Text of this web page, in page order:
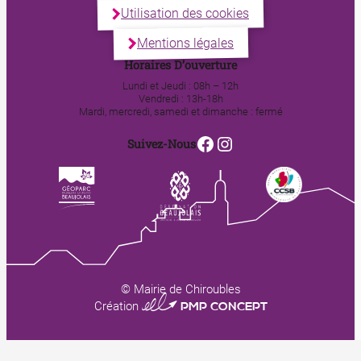
Utilisation des cookies
Mentions légales
Horaires D’ouverture
Lundi et Jeudi : 08h – 12h
Vendredi : 13h-18h
Mardi, mercredi, samedi et dimanche : fermé
Suivez-NousFacebook
Instagram
© Mairie de Chiroubles
Création 0123 PMP CONCEPT